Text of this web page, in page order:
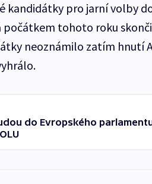
kandidátky pro jarní volby
počátkem tohoto roku
neoznámilo zatím hnutí
do Evropského